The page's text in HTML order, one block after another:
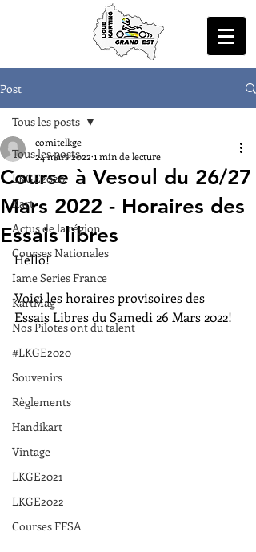
Post
Tous les posts
LKGE2020
Kart
Actus de la région
Courses Nationales
Iame Series France
KartMag
Nos Pilotes ont du talent
#LKGE2020
Souvenirs
Règlements
Handikart
Vintage
LKGE2021
LKGE2022
Courses FFSA
Tous les posts
Course à Vesoul du 26/27
Mars 2022 - Horaires des
Essais libres
comitelkge
24 mars 2022 1 min de lecture
Hello!
Voici les horaires provisoires des
Essais Libres du Samedi 26 Mars 2022!